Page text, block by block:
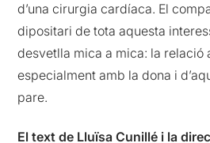
d’una cirurgia cardíaca. El
dipositari de tota aquesta
desvetlla mica a mica: la relació
especialment amb la dona i
pare.
El text de Lluïsa Cunillé i la